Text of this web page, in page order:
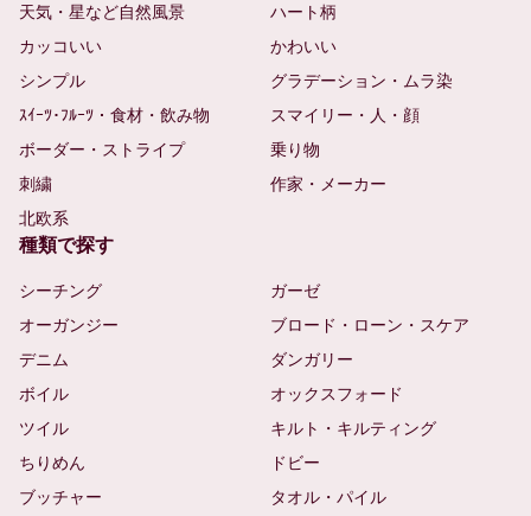
天気・星など自然風景
ハート柄
カッコいい
かわいい
シンプル
グラデーション・ムラ染
ｽｲｰﾂ･ﾌﾙｰﾂ・食材・飲み物
スマイリー・人・顔
ボーダー・ストライプ
乗り物
刺繍
作家・メーカー
北欧系
種類で探す
シーチング
ガーゼ
オーガンジー
ブロード・ローン・スケア
デニム
ダンガリー
ボイル
オックスフォード
ツイル
キルト・キルティング
ちりめん
ドビー
ブッチャー
タオル・パイル